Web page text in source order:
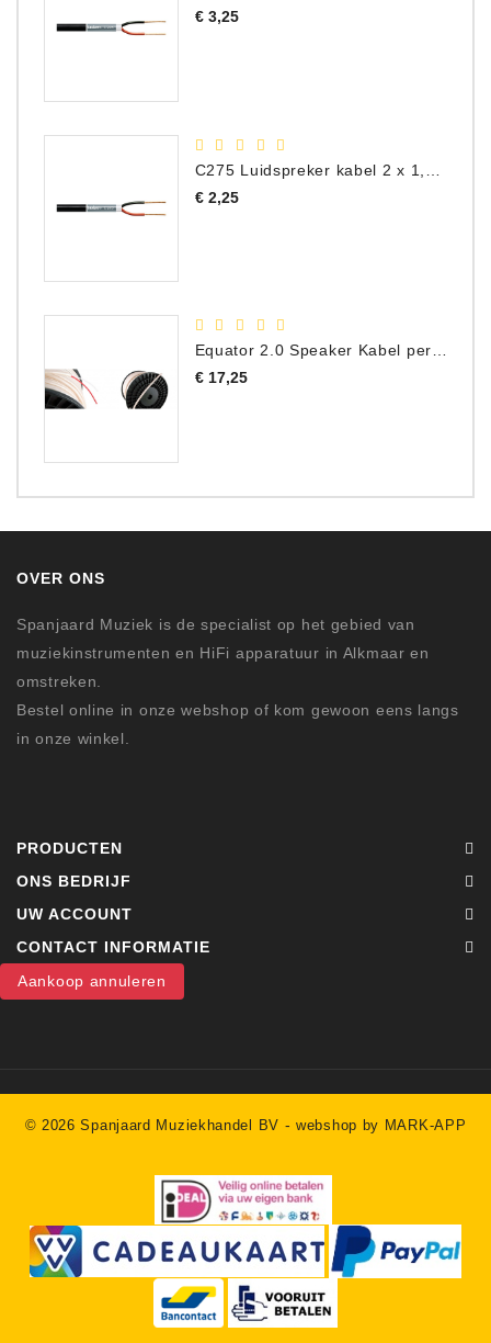
€ 3,25Prijs
€ 2,25Prijs
Equator 2.0 Speaker Kabel per meter
€ 17,25Prijs
OVER ONS
Spanjaard Muziek is de specialist op het gebied van
muziekinstrumenten en HiFi apparatuur in Alkmaar en
omstreken.
Bestel online in onze webshop of kom gewoon eens langs
in onze winkel.
PRODUCTEN
ONS BEDRIJF
UW ACCOUNT
CONTACT INFORMATIE
Aankoop annuleren
© 2026 Spanjaard Muziekhandel BV -webshop by MARK-APP